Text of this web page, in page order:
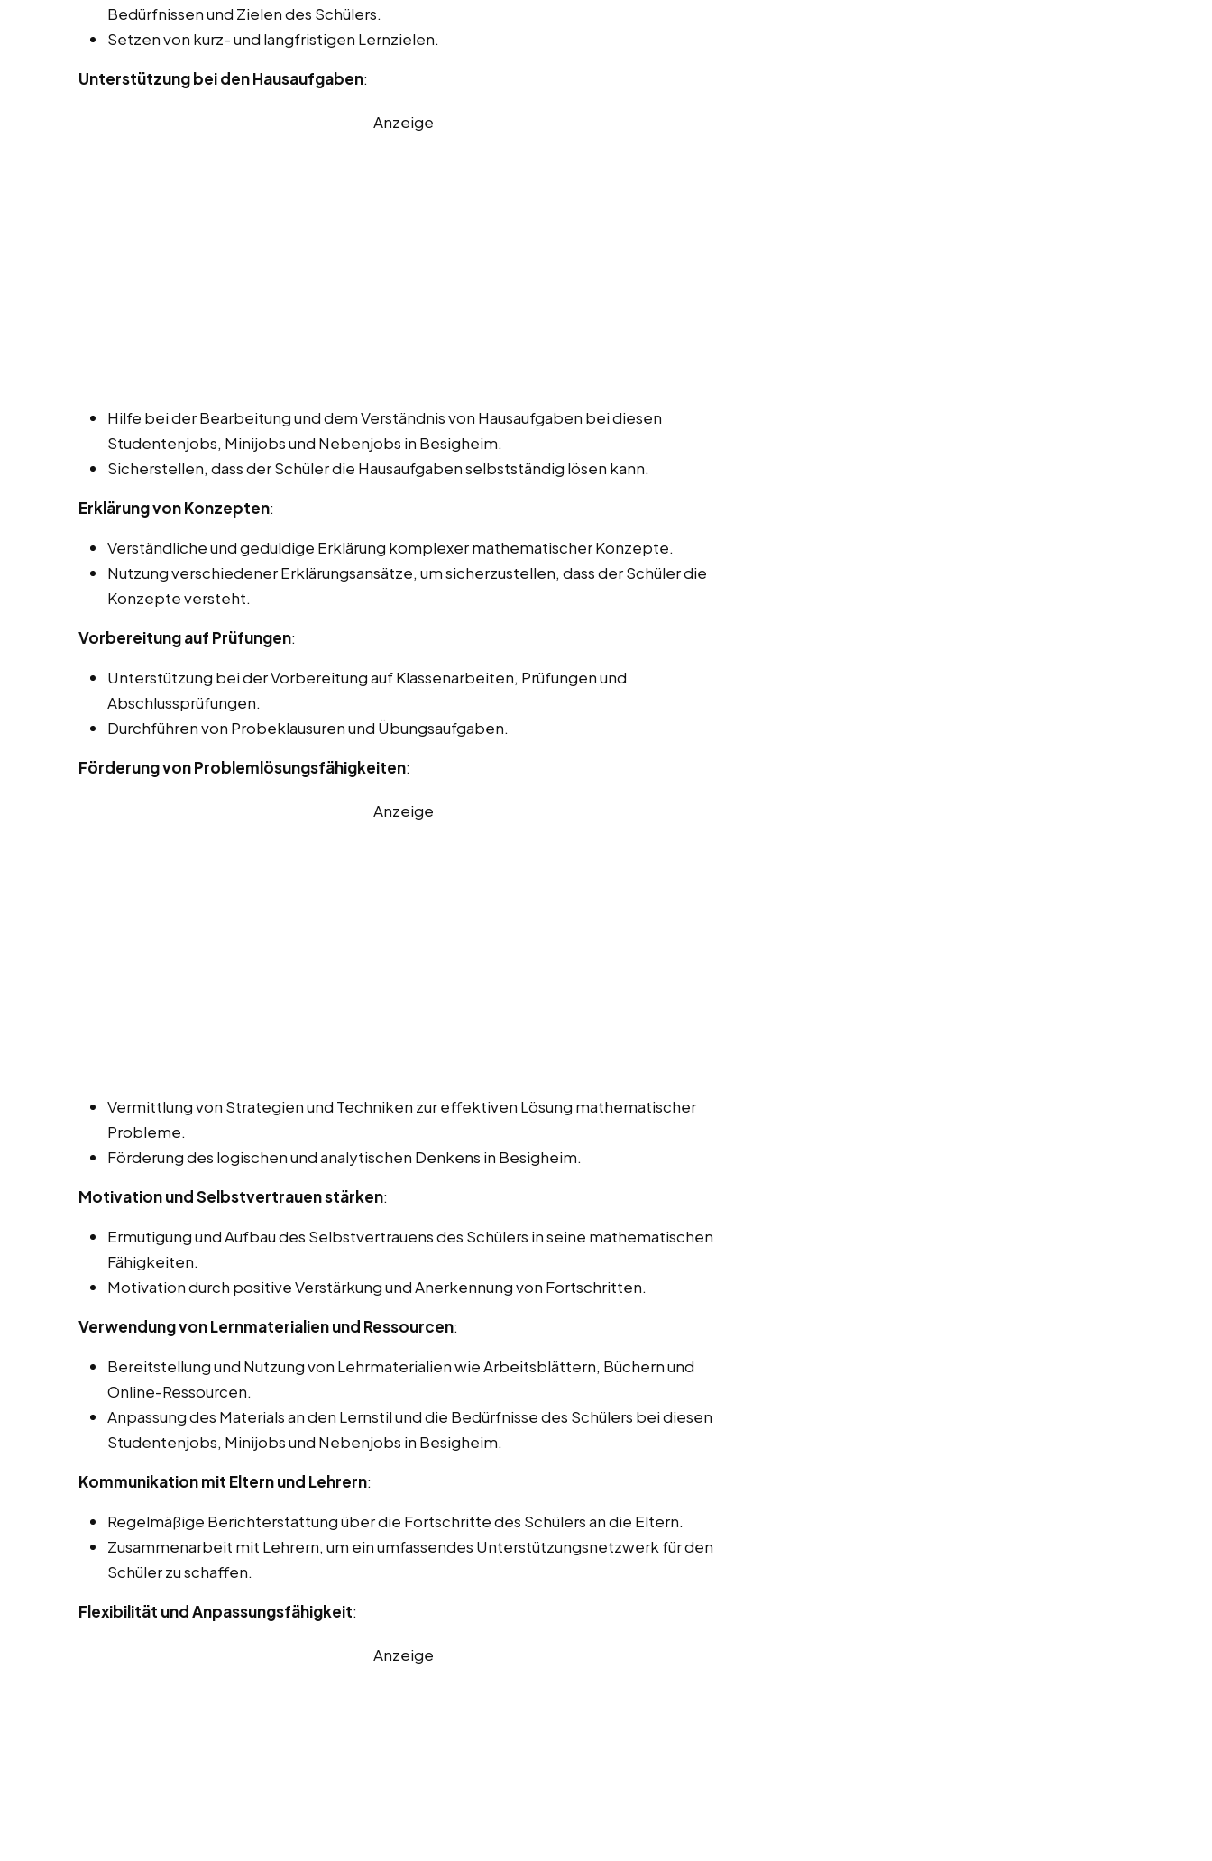
Bedürfnissen und Zielen des Schülers.
Setzen von kurz- und langfristigen Lernzielen.
Unterstützung bei den Hausaufgaben:
Anzeige
Hilfe bei der Bearbeitung und dem Verständnis von Hausaufgaben bei diesen
Studentenjobs, Minijobs und Nebenjobs in Besigheim.
Sicherstellen, dass der Schüler die Hausaufgaben selbstständig lösen kann.
Erklärung von Konzepten:
Verständliche und geduldige Erklärung komplexer mathematischer Konzepte.
Nutzung verschiedener Erklärungsansätze, um sicherzustellen, dass der Schüler die
Konzepte versteht.
Vorbereitung auf Prüfungen:
Unterstützung bei der Vorbereitung auf Klassenarbeiten, Prüfungen und
Abschlussprüfungen.
Durchführen von Probeklausuren und Übungsaufgaben.
Förderung von Problemlösungsfähigkeiten:
Anzeige
Vermittlung von Strategien und Techniken zur effektiven Lösung mathematischer
Probleme.
Förderung des logischen und analytischen Denkens in Besigheim.
Motivation und Selbstvertrauen stärken:
Ermutigung und Aufbau des Selbstvertrauens des Schülers in seine mathematischen
Fähigkeiten.
Motivation durch positive Verstärkung und Anerkennung von Fortschritten.
Verwendung von Lernmaterialien und Ressourcen:
Bereitstellung und Nutzung von Lehrmaterialien wie Arbeitsblättern, Büchern und
Online-Ressourcen.
Anpassung des Materials an den Lernstil und die Bedürfnisse des Schülers bei diesen
Studentenjobs, Minijobs und Nebenjobs in Besigheim.
Kommunikation mit Eltern und Lehrern:
Regelmäßige Berichterstattung über die Fortschritte des Schülers an die Eltern.
Zusammenarbeit mit Lehrern, um ein umfassendes Unterstützungsnetzwerk für den
Schüler zu schaffen.
Flexibilität und Anpassungsfähigkeit:
Anzeige